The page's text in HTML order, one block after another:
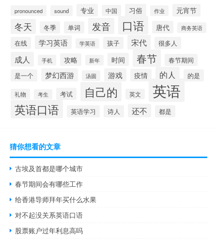
pronounced sound 专业 中国 习俗 作业 元宵节
冬天 冬季 单词 发音 口语 唐代 商务英语
在线 学习英语 学英语 孩子 宋代 很多人
成人 手机 攻略 新年 时间 春节
春节期间
是一个
梦幻西游 汤圆 游戏 疫情 的人 的是
礼物 考生 考试 自己的 英文 英语
英语口语 英语学习 诗人 还不 都是
猜你想看的文章
古埃及首都是哪个城市
春节期间会有哪些工作
给香港导师拜年买什么水果
对不起没关系英语口语
股票账户过年利息高吗